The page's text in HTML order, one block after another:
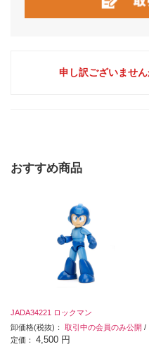
申し訳ございません
おすすめ商品
JADA34221 ロックマン
卸価格(税抜)： 取引中の会員のみ公開 /
定価： 4,500 円